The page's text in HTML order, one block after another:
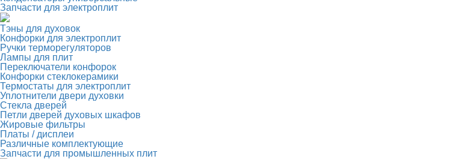
Запчасти для электроплит
Тэны для духовок
Конфорки для электроплит
Ручки терморегуляторов
Лампы для плит
Переключатели конфорок
Конфорки стеклокерамики
Термостаты для электроплит
Уплотнители двери духовки
Стекла дверей
Петли дверей духовых шкафов
Жировые фильтры
Платы / дисплеи
Различные комплектующие
Запчасти для промышленных плит